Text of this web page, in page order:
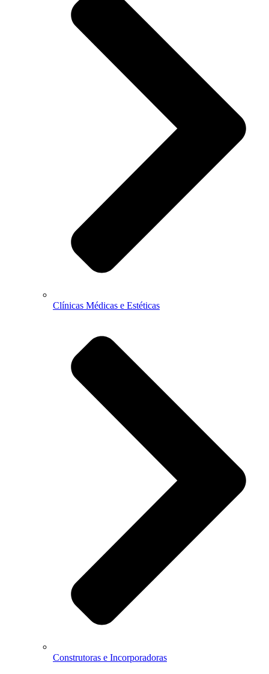
Clínicas Médicas e Estéticas
Construtoras e Incorporadoras